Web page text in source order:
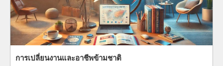
การเปลี่ยนงานและอาชีพข้ามชาติ